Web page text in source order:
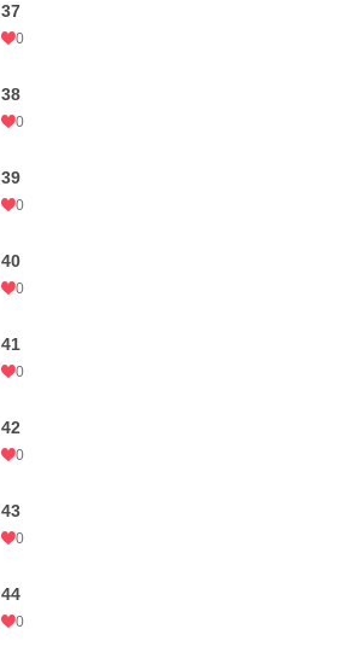
37
0
38
0
39
0
40
0
41
0
42
0
43
0
44
0